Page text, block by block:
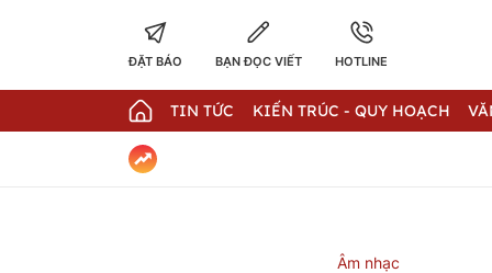
ĐẶT BÁO BẠN ĐỌC VIẾT HOTLINE
TIN TỨC KIẾN TRÚC - QUY HOẠCH
Âm nhạc